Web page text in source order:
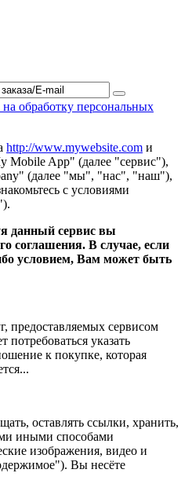
на обработку персональных
http://www.mywebsite.com и
Mobile App" (далее "сервис"),
(далее "мы", "нас", "наш"),
с условиями
данный сервис вы
соглашения. В случае, если
условием, Вам может быть
предоставляемых сервисом
указать
к покупке, которая
оставлять ссылки, хранить,
иными способами
изображения, видео и
Вы несёте